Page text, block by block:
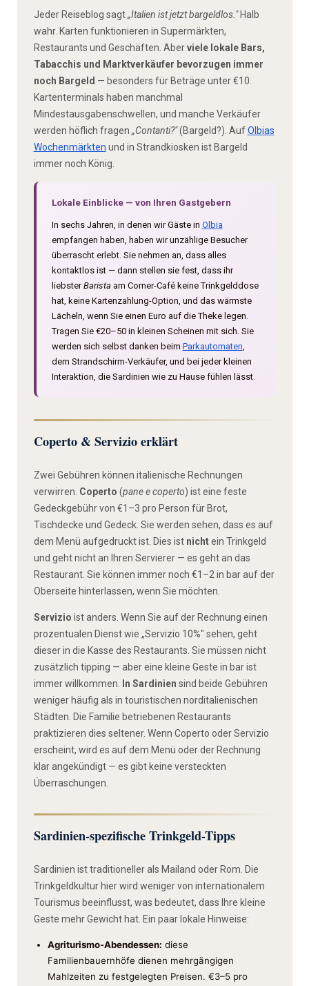
Jeder Reiseblog sagt„Italien ist jetzt bargeldlos."Halb
wahr. Karten funktionieren in Supermärkten,
Restaurants und Geschäften. Aberviele lokale Bars,
Tabacchis und Marktverkäufer bevorzugen immer
noch Bargeld — besonders für Beträge unter €10.
Kartenterminals haben manchmal
Mindestausgabenschwellen, und manche Verkäufer
werden höflich fragen „Contanti?"(Bargeld?). AufOlbias
Wochenmärkten und in Strandkiosken ist Bargeld
immer noch König.
Lokale Einblicke — von Ihren Gastgebern
In sechs Jahren, in denen wir Gäste in Olbia
empfangen haben, haben wir unzählige Besucher
überrascht erlebt. Sie nehmen an, dass alles
kontaktlos ist — dann stellen sie fest, dass ihr
liebsterBarista am Corner-Café keine Trinkgelddose
hat, keine Kartenzahlung-Option, und das wärmste
Lächeln, wenn Sie einen Euro auf die Theke legen.
Tragen Sie €20–50 in kleinen Scheinen mit sich. Sie
werden sich selbst danken beim Parkautomaten
dem Strandschirm-Verkäufer, und bei jeder kleinen
Interaktion, die Sardinien wie zu Hause fühlen lässt.
Coperto & Servizio erklärt
Zwei Gebühren können italienische Rechnungen
verwirren. Coperto (pane e coperto) ist eine feste
Gedeck­gebühr von €1–3 pro Person für Brot,
Tischdecke und Gedeck. Sie werden sehen, dass es auf
dem Menü aufgedruckt ist. Dies ist nichtein Trinkgeld
und geht nicht an Ihren Servierer — es geht an das
Restaurant. Sie können immer noch €1–2 in bar auf der
Oberseite hinterlassen, wenn Sie möchten.
Servizio ist anders. Wenn Sie auf der Rechnung einen
prozentualen Dienst wie „Servizio 10%" sehen, geht
dieser in die Kasse des Restaurants. Sie müssen nicht
zusätzlich tipping — aber eine kleine Geste in bar ist
immer willkommen. In Sardinien sind beide Gebühren
weniger häufig als in touristischen norditalienischen
Städten. Die Familie betriebenen Restaurants
praktizieren dies seltener. Wenn Coperto oder Servizio
erscheint, wird es auf dem Menü oder der Rechnung
klar angekündigt — es gibt keine versteckten
Überraschungen.
Sardinien-spezifische Trinkgeld-Tipps
Sardinien ist traditioneller als Mailand oder Rom. Die
Trinkgeldkultur hier wird weniger von internationalem
Tourismus beeinflusst, was bedeutet, dass Ihre kleine
Geste mehr Gewicht hat. Ein paar lokale Hinweise:
Agriturismo-Abendessen: diese
Familienbauernhöfe dienen mehrgängigen
Mahlzeiten zu festgelegten Preisen. €3–5 pro